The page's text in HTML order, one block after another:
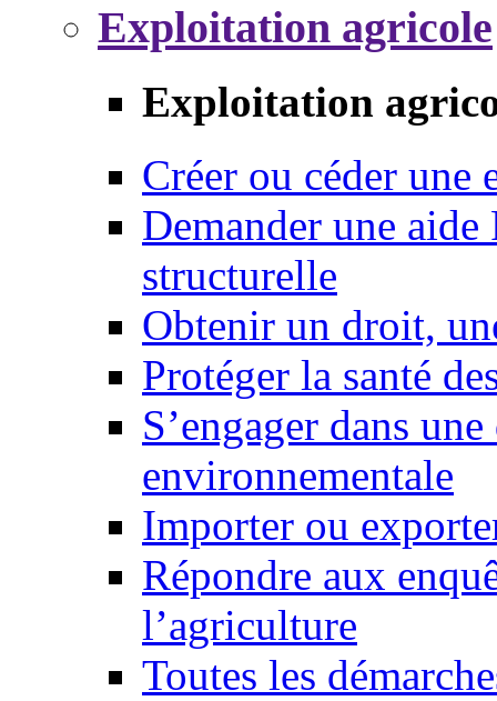
Exploitation agricole
Exploitation
Créer ou céder une
Demander une
structurelle
Obtenir un droit,
Protéger la santé
S’engager dans
environnementale
Importer ou
Répondre aux
l’agriculture
Toutes les